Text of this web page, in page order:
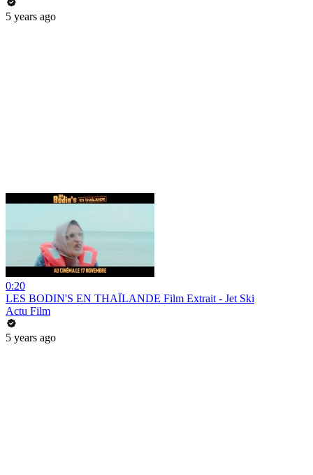
5 years ago
0:20
LES BODIN'S EN THAÏLANDE Film Extrait - Jet Ski
Actu Film
5 years ago